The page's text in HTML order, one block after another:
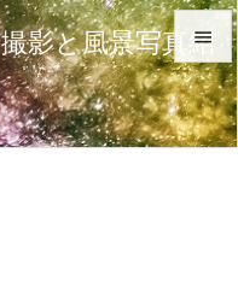
影と風景写真紹


メニュ
